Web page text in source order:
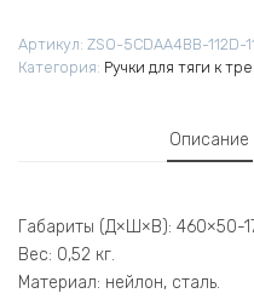
Артикул: ZSO-5CDAA4BB-
Категория: Ручки для тяги к
Описание
Габариты (Д×Ш×В): 460×50-
Вес: 0,52 кг.
Материал: нейлон, сталь.